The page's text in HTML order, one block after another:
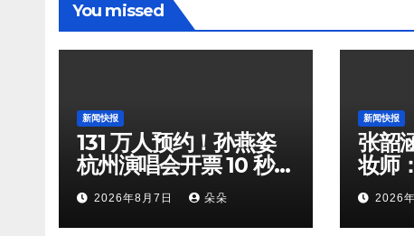
You missed
新闻快报
131 万人预约！孙燕姿
杭州演唱会开票 10 秒全
档位火速售罄
2026年8月7日 朵朵
新闻快报
张韶
妆师
守，
双向
2026